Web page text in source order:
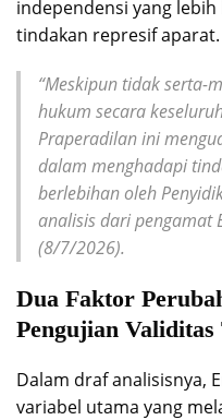
independensi yang
tindakan represif aparat.
“Meskipun tidak serta-
hukum secara
Praperadilan ini
dalam menghadapi
berlebihan oleh
analisis dari pengamat
(8/7/2026).
Dua Faktor
Pengujian
Dalam draf analisisnya,
variabel utama yang